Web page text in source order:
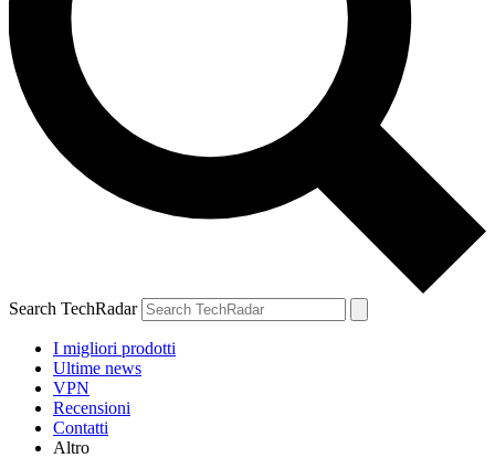
Search TechRadar
I migliori prodotti
Ultime news
VPN
Recensioni
Contatti
Altro